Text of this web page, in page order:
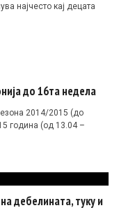
најчесто кај децата
до 16та недела
2014/2015 (до
година (од 13.04 –
дебелината, туку и